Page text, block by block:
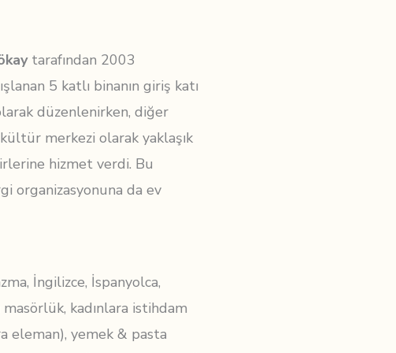
tarafından 2003
5 katlı binanın giriş katı
düzenlenirken, diğer
merkezi olarak yaklaşık
hizmet verdi. Bu
organizasyonuna da ev
İngilizce, İspanyolca,
kadınlara istihdam
eleman), yemek & pasta